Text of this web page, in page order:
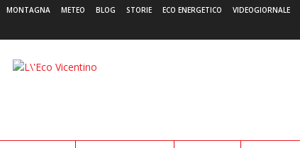
MONTAGNA METEO BLOG STORIE ECO ENERGETICO VIDEOGIORNALE
L'Eco